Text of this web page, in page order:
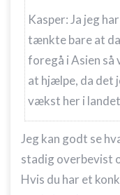
Kasper: Ja jeg
tænkte bare at
foregå i Asien så
at hjælpe, da det
vækst her i
Jeg kan godt se
stadig overbevist
Hvis du har et